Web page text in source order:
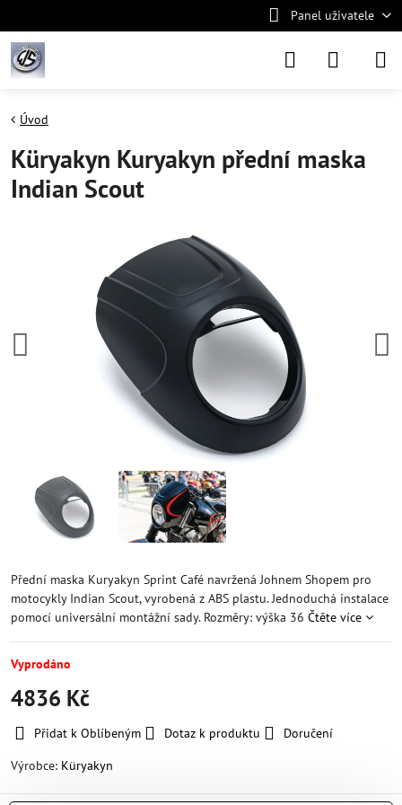
Panel uživatele
Úvod
Küryakyn Kuryakyn přední maska
Indian Scout
Přední maska Kuryakyn Sprint Café navržená Johnem Shopem pro
motocykly Indian Scout, vyrobená z ABS plastu. Jednoduchá instalace
pomocí universální montážní sady. Rozměry: výška 36 Čtěte více
Vyprodáno
4836 Kč
Přidat k Oblíbeným Dotaz k produktu
Doručení
Výrobce: Küryakyn